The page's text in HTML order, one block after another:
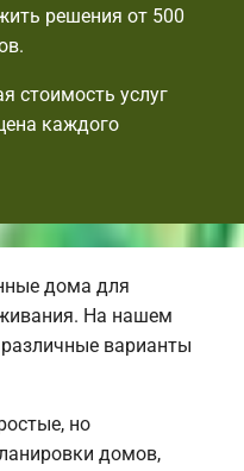
решения от 500
стоимость услуг
каждого
дома для
На нашем
варианты
но
домов,